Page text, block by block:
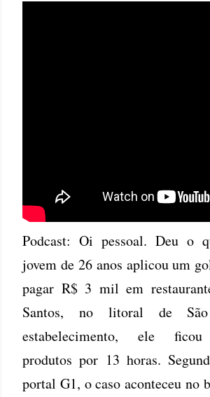
Podcast: Oi pessoal. Deu o
jovem de 26 anos aplicou um
pagar R$ 3 mil em
Santos, no litoral de
estabelecimento, ele ficou
produtos por 13 horas.
portal G1, o caso aconteceu no